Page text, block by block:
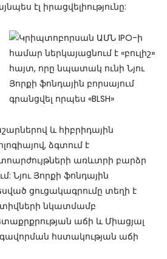
էլ իրացվելիությունը:
և հիբրիդային
ձգտում է
առևտրի բարձր
Նյու Յորքի ֆոնդային
ցուցակագրումը տեղի է
նկատմամբ
աճի և Միացյալ
հստակության աճի